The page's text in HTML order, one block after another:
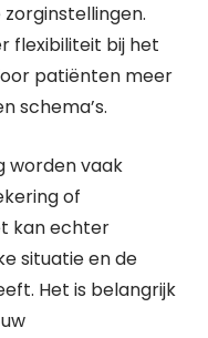
flexibiliteit bij het
patiënten meer
schema’s.
worden vaak
of
kan echter
situatie en de
Het is belangrijk